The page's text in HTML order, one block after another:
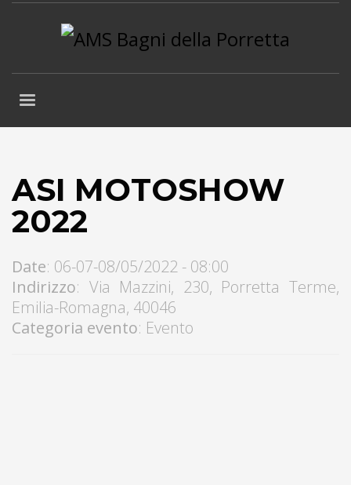
ASI MOTOSHOW
2022
Date: 06-07-08/05/2022 - 08:00
Indirizzo: Via Mazzini, 230, Porretta Terme,
Emilia-Romagna, 40046
Categoria evento: Evento